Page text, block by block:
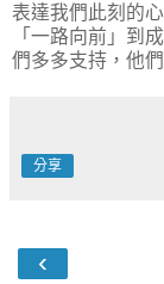
表達我們此刻的
「一路向前」到
們多多支持，他
分享
‹